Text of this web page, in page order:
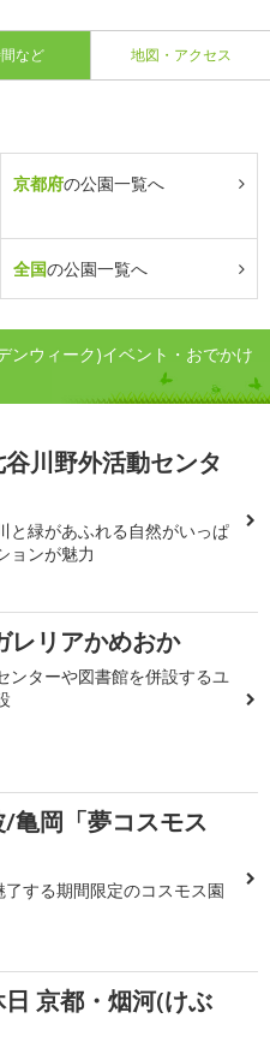
など 地図・アクセス
京都府の公園一覧へ
全国の公園一覧へ
ンウィーク)イベント・おでかけ
川野外活動センタ
と緑があふれる自然がいっぱ
ョンが魅力
レリアかめおか
ンターや図書館を併設するユ
亀岡「夢コスモス
する期間限定のコスモス園
京都・烟河(けぶ